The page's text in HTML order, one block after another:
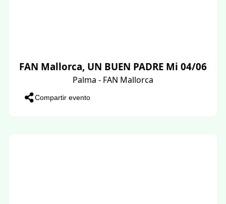
FAN Mallorca, UN BUEN PADRE Mi 04/06
Palma - FAN Mallorca
Compartir evento